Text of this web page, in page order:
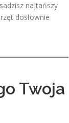
najtańszy
dosłownie
Twoja